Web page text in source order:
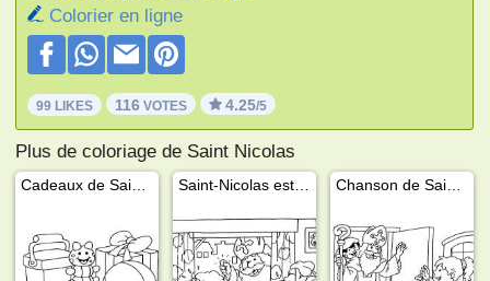
Colorier en ligne
99 LIKES 116 VOTES 4.25/5
Plus de coloriage de Saint Nicolas